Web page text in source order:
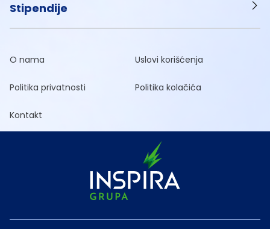
Stipendije
O nama Uslovi korišćenja
Politika privatnosti Politika kolačića
Kontakt